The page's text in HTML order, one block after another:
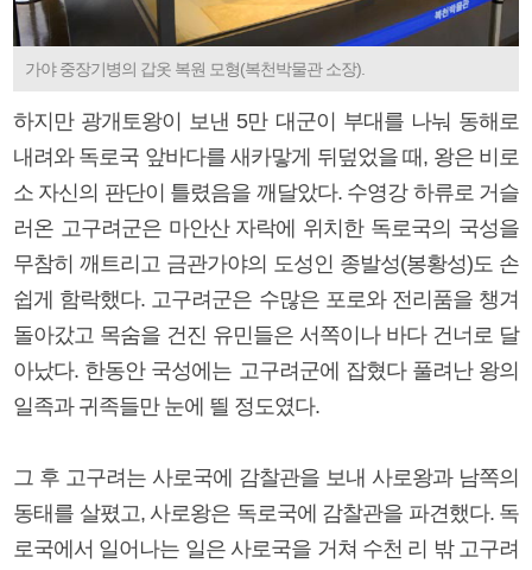
가야 중장기병의 갑옷 복원 모형(복천박물관 소장).
하지만 광개토왕이 보낸 5만 대군이 부대를 나눠 동해로
내려와 독로국 앞바다를 새카맣게 뒤덮었을 때, 왕은 비로
소 자신의 판단이 틀렸음을 깨달았다. 수영강 하류로 거슬
러온 고구려군은 마안산 자락에 위치한 독로국의 국성을
무참히 깨트리고 금관가야의 도성인 종발성(봉황성)도 손
쉽게 함락했다. 고구려군은 수많은 포로와 전리품을 챙겨
돌아갔고 목숨을 건진 유민들은 서쪽이나 바다 건너로 달
아났다. 한동안 국성에는 고구려군에 잡혔다 풀려난 왕의
일족과 귀족들만 눈에 띌 정도였다.
그 후 고구려는 사로국에 감찰관을 보내 사로왕과 남쪽의
동태를 살폈고, 사로왕은 독로국에 감찰관을 파견했다. 독
로국에서 일어나는 일은 사로국을 거쳐 수천 리 밖 고구려